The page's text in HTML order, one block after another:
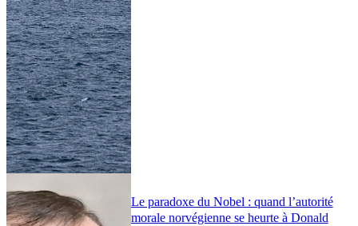
Le paradoxe du Nobel : quand l’autorité
morale norvégienne se heurte à Donald